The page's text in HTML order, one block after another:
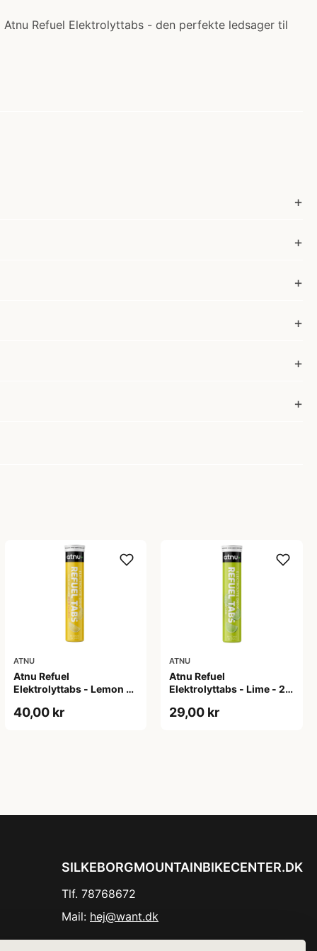
Refuel Elektrolyttabs - den perfekte ledsager til
ATNU
Atnu Refuel
Elektrolyttabs - Lemon -
40,00 kr
ATNU
Atnu Refuel
Elektrolyttabs - Lime - 20
29,00 kr
SILKEBORGMOUNTAINBIKECENTER.DK
Tlf. 78768672
Mail: hej@want.dk